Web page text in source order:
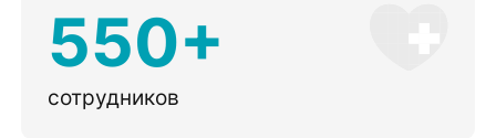
550+
сотрудников